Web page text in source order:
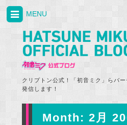
クリプトン公式！「初音ミク」らバ
発信します！
MENU
Month: 2月